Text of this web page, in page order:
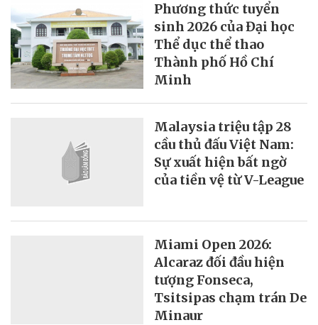
Phương thức tuyển
sinh 2026 của Đại học
Thể dục thể thao
Thành phố Hồ Chí
Minh
Malaysia triệu tập 28
cầu thủ đấu Việt Nam:
Sự xuất hiện bất ngờ
của tiền vệ từ V-League
Miami Open 2026:
Alcaraz đối đầu hiện
tượng Fonseca,
Tsitsipas chạm trán De
Minaur